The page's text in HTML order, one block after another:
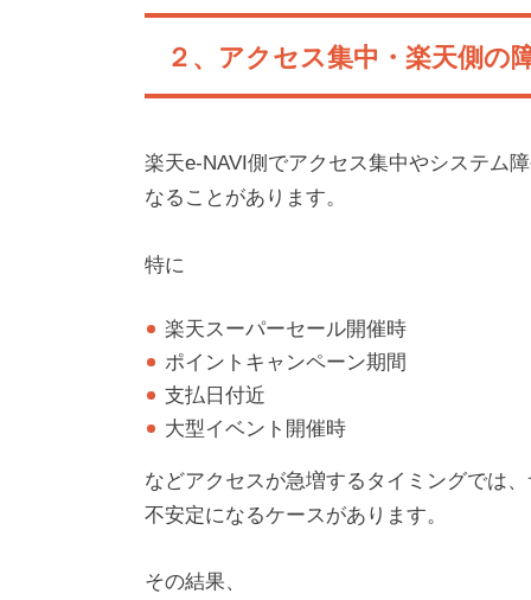
２、アクセス集中・楽天側の
楽天e-NAVI側でアクセス集中やシステム
なることがあります。
特に
楽天スーパーセール開催時
ポイントキャンペーン期間
支払日付近
大型イベント開催時
などアクセスが急増するタイミングでは
不安定になるケースがあります。
その結果、